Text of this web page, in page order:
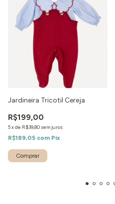
Jardineira Tricotil Cereja
R$199,00
5xde R$39,80 sem juros
R$189,05 com Pix
Comprar